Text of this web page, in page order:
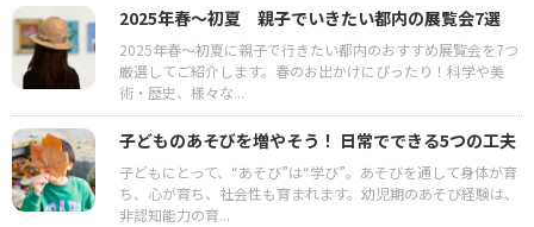
2025年春〜初夏 親子でいきたい都内の展覧会7選
2025年春〜初夏に親子で行きたい都内のおすすめ展覧会を7つ
厳選してご紹介します。春のお出かけにぴったり！科学や美
術・歴史、様々な...
子どものあそびを増やそう！ 日常でできる5つの工夫
子どもにとって、“あそび”は“学び”。あそびを通して身体が育
ち、心が育ち、社会性も育まれます。幼児期のあそび経験は、
非認知能力の育...